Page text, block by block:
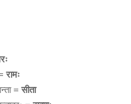
रामः
= सीता